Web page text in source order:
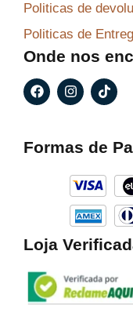
Politicas de
Politicas de
Onde nos
F
a
c
o
I
n
s
g
a
m
T
i
k
k
Formas de
Loja